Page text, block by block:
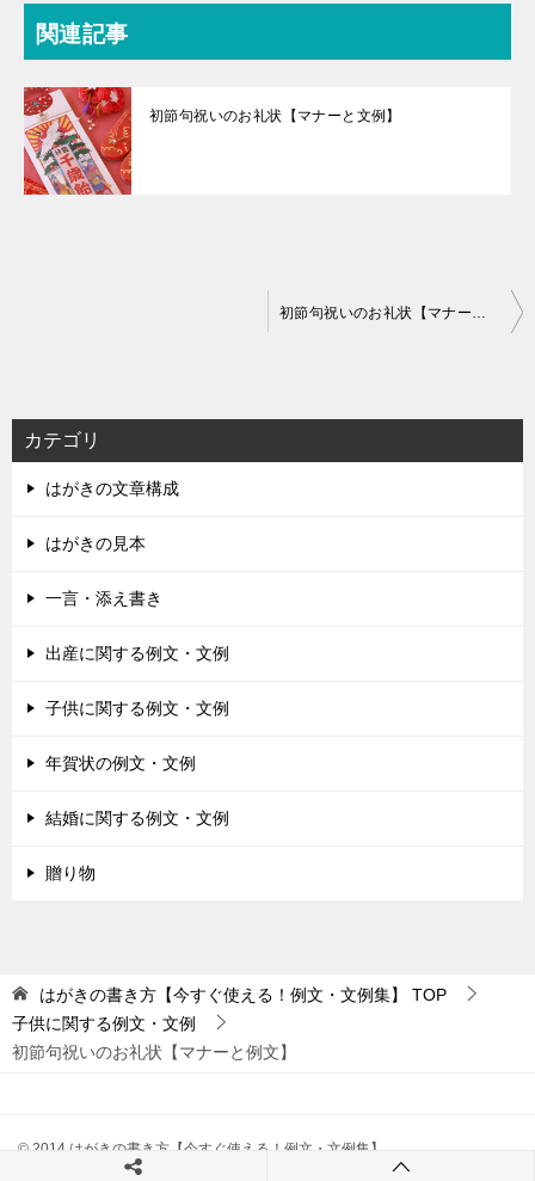
関連記事
初節句祝いのお礼状【マナーと文例】
ビ
ゲ
ー
シ
初節句祝いのお礼状【マナーと文例】
カテゴリ
はがきの文章構成
はがきの見本
一言・添え書き
出産に関する例文・文例
子供に関する例文・文例
年賀状の例文・文例
結婚に関する例文・文例
贈り物
はがきの書き方【今すぐ使える！例文・文例集】
TOP
子供に関する例文・文例
初節句祝いのお礼状【マナーと例文】
© 2014 はがきの書き方【今すぐ使える！例文・文例集】